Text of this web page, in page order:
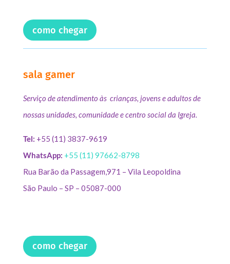
como chegar
sala gamer
Serviço de atendimento às crianças, jovens e adultos de
nossas unidades, comunidade e centro social da Igreja.
Tel: +55 (11) 3837-9619
WhatsApp: +55 (11) 97662-8798
Rua Barão da Passagem,971 – Vila Leopoldina
São Paulo – SP – 05087-000
como chegar